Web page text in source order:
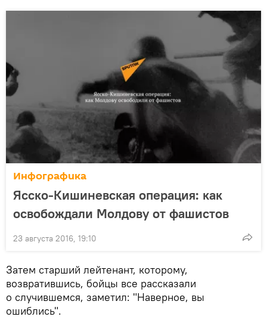
Инфографика
Ясско-Кишиневская операция: как
освобождали Молдову от фашистов
23 августа 2016, 19:10
Затем старший лейтенант, которому,
возвратившись, бойцы все рассказали
о случившемся, заметил: "Наверное, вы
ошиблись".